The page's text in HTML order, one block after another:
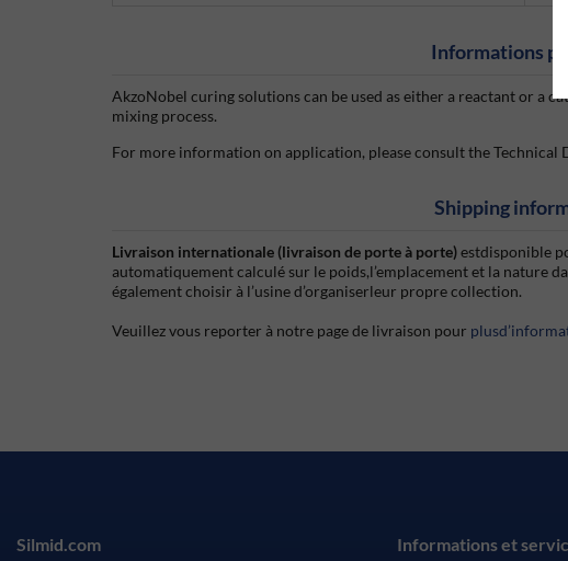
Informations
AkzoNobel curing solutions can be used as either a reactant or a
mixing process.
For more information on application, please consult the Technical
Shipping
Livraison internationale (livraison de porte à porte)estdisponible
automatiquement calculé sur le poids,l’emplacement et la nature
également choisir à l’usine d’organiserleur propre collection.
Veuillez vous reporter à notre page de livraison pour
Informations et
Silmid.com